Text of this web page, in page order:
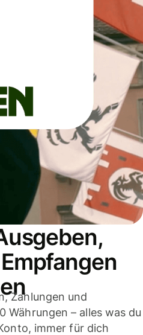
Zahlungen und
Währungen – alles was du
immer für dich